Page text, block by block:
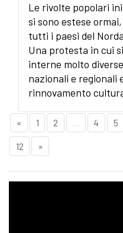
Le rivolte popolari
si sono estese
tutti i paesi del
Una protesta in cui
interne molto
nazionali e regionali
rinnovamento
« 1 2 ... 4 5
12 »